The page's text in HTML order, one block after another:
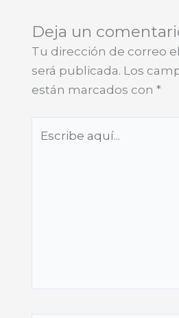
Deja un
Tu dirección de correo
será publicada. Los
están marcados con *